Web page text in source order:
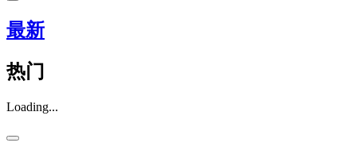
最新
热门
Loading...